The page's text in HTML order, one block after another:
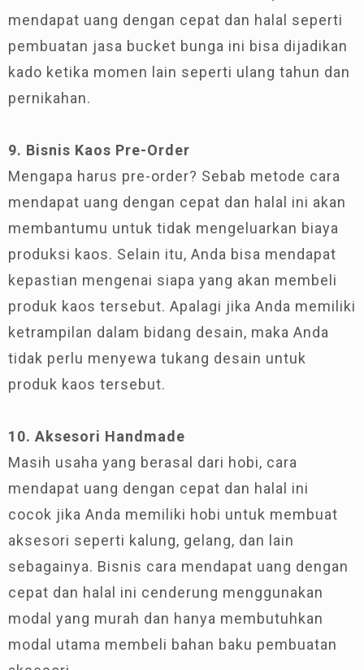
mendapat uang dengan cepat dan halal seperti
pembuatan jasa bucket bunga ini bisa dijadikan
kado ketika momen lain seperti ulang tahun dan
pernikahan.
9. Bisnis Kaos Pre-Order
Mengapa harus pre-order? Sebab metode cara
mendapat uang dengan cepat dan halal ini akan
membantumu untuk tidak mengeluarkan biaya
produksi kaos. Selain itu, Anda bisa mendapat
kepastian mengenai siapa yang akan membeli
produk kaos tersebut. Apalagi jika Anda memiliki
ketrampilan dalam bidang desain, maka Anda
tidak perlu menyewa tukang desain untuk
produk kaos tersebut.
10. Aksesori Handmade
Masih usaha yang berasal dari hobi, cara
mendapat uang dengan cepat dan halal ini
cocok jika Anda memiliki hobi untuk membuat
aksesori seperti kalung, gelang, dan lain
sebagainya. Bisnis cara mendapat uang dengan
cepat dan halal ini cenderung menggunakan
modal yang murah dan hanya membutuhkan
modal utama membeli bahan baku pembuatan